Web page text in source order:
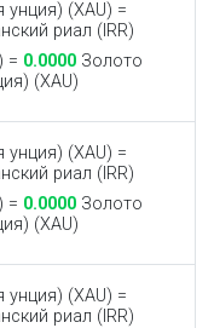
унция) (XAU) =
риал (IRR)
= 0.0000 Золото
(XAU)
унция) (XAU) =
риал (IRR)
= 0.0000 Золото
(XAU)
унция) (XAU) =
риал (IRR)